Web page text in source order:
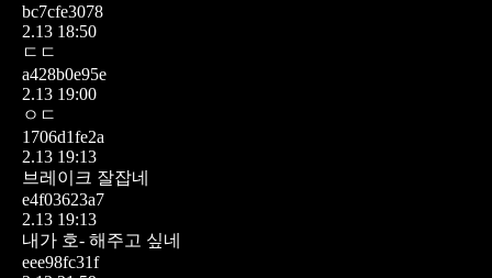
bc7cfe3078
2.13 18:50
ㄷㄷ
a428b0e95e
2.13 19:00
ㅇㄷ
1706d1fe2a
2.13 19:13
브레이크 잘잡네
e4f03623a7
2.13 19:13
내가 호- 해주고 싶네
eee98fc31f